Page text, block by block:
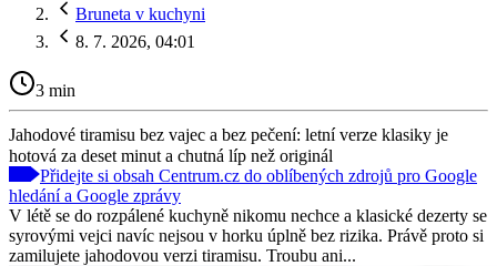
Bruneta v kuchyni
8. 7. 2026, 04:01
3 min
Jahodové tiramisu bez vajec a bez pečení: letní verze klasiky je
hotová za deset minut a chutná líp než originál
Přidejte si obsah Centrum.cz do oblíbených zdrojů pro Google
hledání a Google zprávy
V létě se do rozpálené kuchyně nikomu nechce a klasické dezerty se
syrovými vejci navíc nejsou v horku úplně bez rizika. Právě proto si
zamilujete jahodovou verzi tiramisu. Troubu ani...